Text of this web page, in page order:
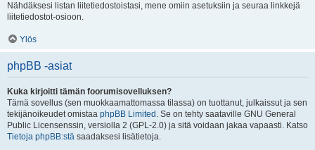
Nähdäksesi listan liitetiedostoistasi, mene omiin asetuksiin ja seuraa linkkejä
liitetiedostot-osioon.
Ylös
phpBB -asiat
Kuka kirjoitti tämän foorumisovelluksen?
Tämä sovellus (sen muokkaamattomassa tilassa) on tuottanut, julkaissut ja sen
tekijänoikeudet omistaa phpBB Limited . Se on tehty saataville GNU General
Public Licensenssin, versiolla 2 (GPL-2.0) ja sitä voidaan jakaa vapaasti. Katso
Tietoja phpBB:stä saadaksesi lisätietoja.